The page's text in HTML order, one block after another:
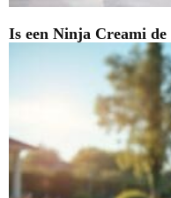
Is een Ninja Creami de